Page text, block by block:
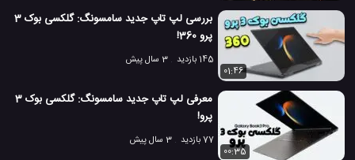
بررسی لپ تاپ جدید سامسونگ: گلکسی بوک 3
پرو 360!
145 بازدید
3 سال پیش
01:46
معرفی لپ تاپ جدید سامسونگ: گلکسی بوک 3
پرو!
77 بازدید
3 سال پیش
00:35